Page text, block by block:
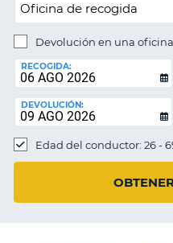
MI
Devolución en una
DE
DEVOLUCIÓN:
RECOGIDA:
DEVOLUCIÓN:
Edad del conductor: 26 -